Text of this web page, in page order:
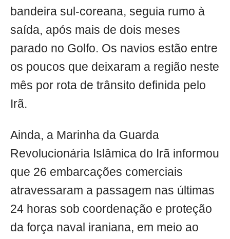
bandeira sul-coreana, seguia rumo à
saída, após mais de dois meses
parado no Golfo. Os navios estão entre
os poucos que deixaram a região neste
mês por rota de trânsito definida pelo
Irã.
Ainda, a Marinha da Guarda
Revolucionária Islâmica do Irã informou
que 26 embarcações comerciais
atravessaram a passagem nas últimas
24 horas sob coordenação e proteção
da força naval iraniana, em meio ao